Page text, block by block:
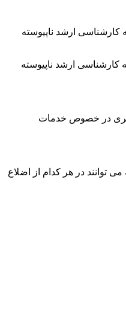
ارشد ناپیوسته
ارشد ناپیوسته
گیری در خصوص خدمات
توانند در هر کدام از اضلاع